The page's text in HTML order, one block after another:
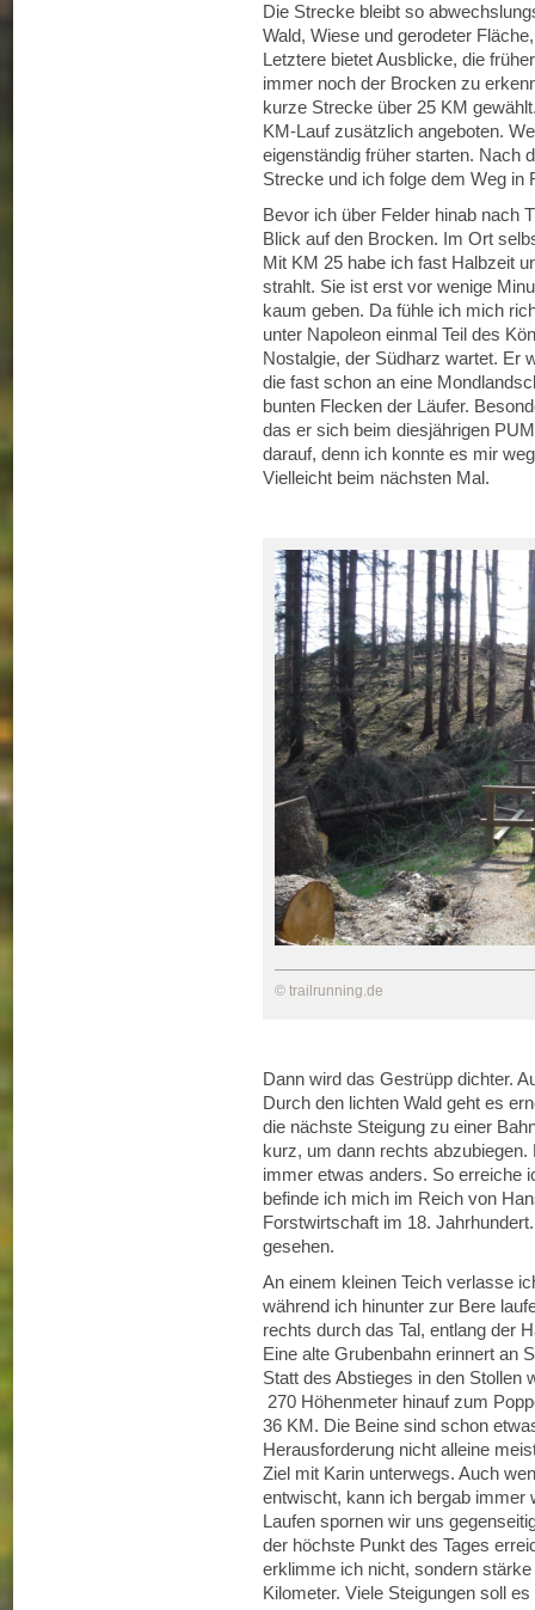
Die Strecke bleibt so
Wald, Wiese und gerodeter
Letztere bietet Ausblicke, die
immer noch der Brocken zu
kurze Strecke über 25 KM
KM-Lauf zusätzlich angeboten.
eigenständig früher starten. Nach
Strecke und ich folge dem Weg in
Bevor ich über Felder hinab nach
Blick auf den Brocken. Im Ort
Mit KM 25 habe ich fast Halbzeit
strahlt. Sie ist erst vor wenige
kaum geben. Da fühle ich mich
unter Napoleon einmal Teil des
Nostalgie, der Südharz wartet. Er
die fast schon an eine
bunten Flecken der Läufer.
das er sich beim diesjährigen
darauf, denn ich konnte es mir
Vielleicht beim nächsten Mal.
© trailrunning.de
Dann wird das Gestrüpp dichter.
Durch den lichten Wald geht es
die nächste Steigung zu einer
kurz, um dann rechts
immer etwas anders. So erreiche
befinde ich mich im Reich von
Forstwirtschaft im 18.
gesehen.
An einem kleinen Teich verlasse
während ich hinunter zur Bere
rechts durch das Tal, entlang der
Eine alte Grubenbahn erinnert an
Statt des Abstieges in den Stollen
270 Höhenmeter hinauf zum
36 KM. Die Beine sind schon
Herausforderung nicht alleine
Ziel mit Karin unterwegs. Auch
entwischt, kann ich bergab immer
Laufen spornen wir uns
der höchste Punkt des Tages
erklimme ich nicht, sondern
Kilometer. Viele Steigungen soll